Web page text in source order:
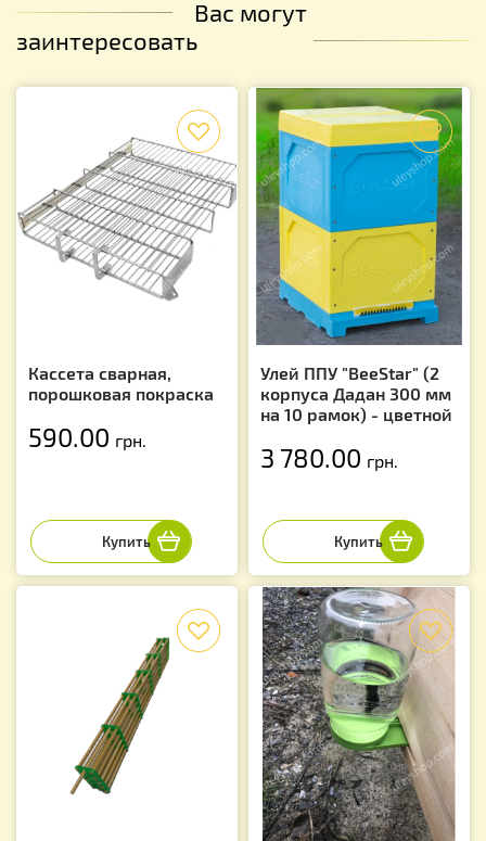
Вас могут
заинтересовать
Кассета сварная,
порошковая покраска
590.00 грн.
Улей ППУ "BeeStar" (2
корпуса Дадан 300 мм
на 10 рамок) - цветной
3 780.00 грн.